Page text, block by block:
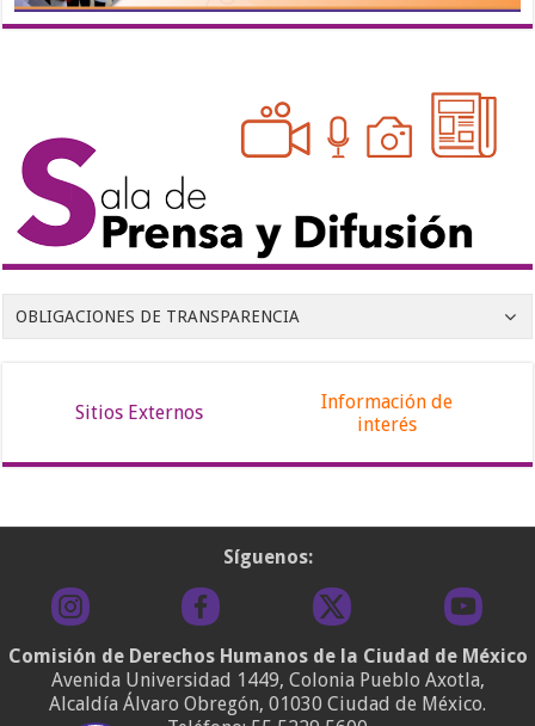
OBLIGACIONES DE TRANSPARENCIA
Sitios Externos
Información de
interés
Síguenos:
Comisión de Derechos Humanos de la Ciudad de México
Avenida Universidad 1449, Colonia Pueblo Axotla,
Alcaldía Álvaro Obregón, 01030 Ciudad de México.